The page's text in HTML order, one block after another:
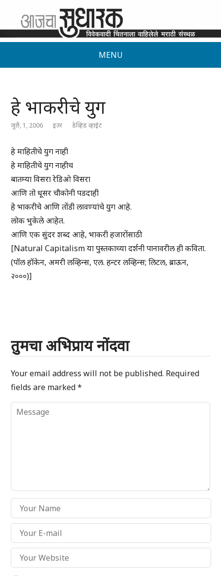
MENU
हे भाकरीचे युग
जुलै, 1, 2006 इतर डेव्हिड व्हाईट
हे माहितीचे युग नाही
हे माहितीचे युग नाहीच
बातम्या विसरा रेडिओ विसरा
आणि तो धूसर चौकोनी पडदाही
हे भाकरीचे आणि तोंडी लावण्यांचे युग आहे.
लोक भुकेले आहेत.
आणि एक सुंदर शब्द आहे, भाकरी हजारोंसाठी
[Natural Capitalism या पुस्तकाच्या दर्शनी पानावरील ही कविता.
(पॉल हॉकेन, अमरी लव्हिन्स, एल. हन्टर लव्हिन्स; लिटल, ब्राऊन,
२०००)]
तुमचा अभिप्राय नोंदवा
Your email address will not be published. Required
fields are marked*